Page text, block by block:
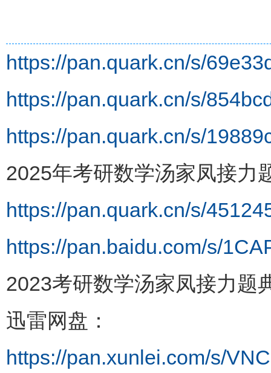
https://pan.quark.cn/s/
https://pan.quark.cn/s/
https://pan.quark.cn/s/
2025年考研数学汤家凤接力
https://pan.quark.cn/s/
https://pan.baidu.com/s/
2023考研数学汤家凤接力题
迅雷网盘：
https://pan.xunlei.com/s/